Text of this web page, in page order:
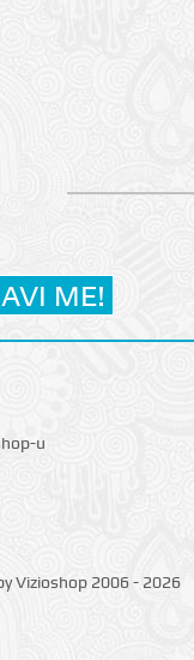
u
Vizioshop 2006 - 2026